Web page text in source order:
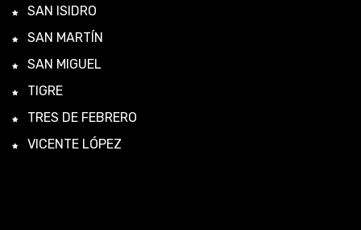
SAN ISIDRO
SAN MARTÍN
SAN MIGUEL
TIGRE
TRES DE FEBRERO
VICENTE LÓPEZ